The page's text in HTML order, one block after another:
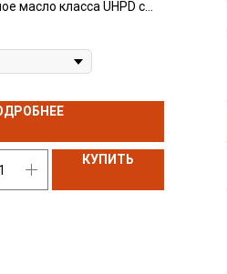
масло класса UHPD с
содержанием фосфора
SAPS). Обеспечивает
и пониженный расход
КУПИТЬ